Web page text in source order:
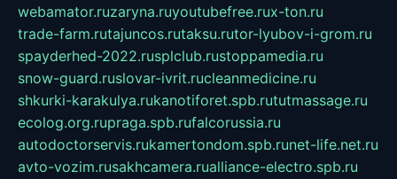
webamator.ruzaryna.ruyoutubefree.rux-ton.ru
trade-farm.rutajuncos.rutaksu.rutor-lyubov-i-grom.ru
spayderhed-2022.rusplclub.rustoppamedia.ru
snow-guard.ruslovar-ivrit.rucleanmedicine.ru
shkurki-karakulya.rukanotiforet.spb.rututmassage.ru
ecolog.org.rupraga.spb.rufalcorussia.ru
autodoctorservis.rukamertondom.spb.runet-life.net.ru
avto-vozim.rusakhcamera.rualliance-electro.spb.ru